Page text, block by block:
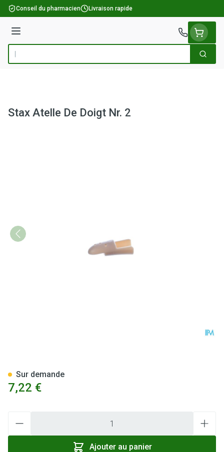
Aller au contenu
Conseil du pharmacien Livraison rapide
Menu
Rechercher
Stax Atelle De Doigt Nr. 2
7,22 €
Ajouter au panier
Sur demande